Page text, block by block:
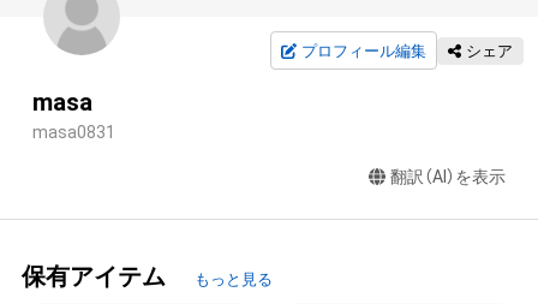
プロフィール編集 シェア
masa
masa0831
翻訳（AI）を表示
保有アイテム もっと見る